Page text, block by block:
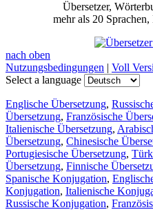
Übersetzer,
mehr als 20
nach oben
Nutzungsbedingungen | Voll
Select a language
Englische Übersetzung,
Übersetzung, Französische
Italienische Übersetzung,
Übersetzung, Chinesische
Portugiesische Übersetzung,
Übersetzung, Finnische
Spanische Konjugation,
Konjugation, Italienische
Russische Konjugation,